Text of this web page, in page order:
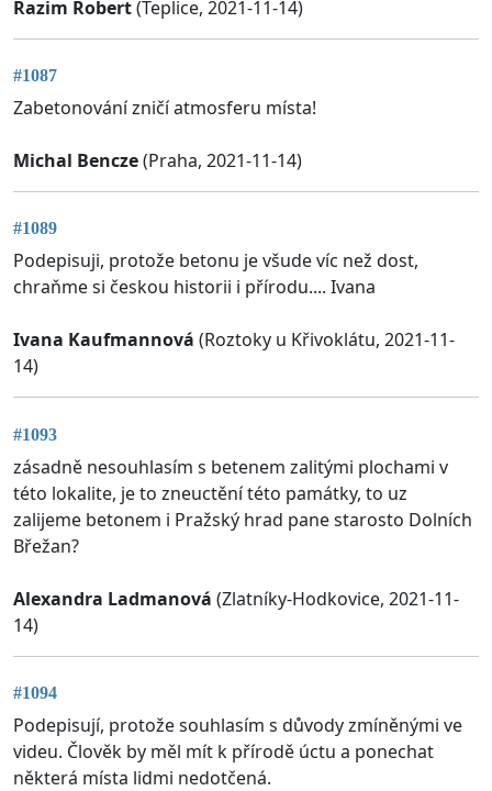
Razim Robert(Teplice, 2021-11-14)
#1087
Zabetonování zničí atmosferu místa!
Michal Bencze(Praha, 2021-11-14)
#1089
Podepisuji, protože betonu je všude víc než dost,
chraňme si českou historii i přírodu.... Ivana
Ivana Kaufmannová (Roztoky u Křivoklátu, 2021-11-
14)
#1093
zásadně nesouhlasím s betenem zalitými plochami v
této lokalite, je to zneuctění této památky, to uz
zalijeme betonem i Pražský hrad pane starosto Dolních
Břežan?
Alexandra Ladmanová (Zlatníky-Hodkovice, 2021-11-
14)
#1094
Podepisují, protože souhlasím s důvody zmíněnými ve
videu. Člověk by měl mít k přírodě úctu a ponechat
některá místa lidmi nedotčená.